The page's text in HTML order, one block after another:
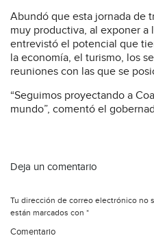
Abundó que esta jornada de
muy productiva, al exponer a
entrevistó el potencial que
la economía, el turismo, los
reuniones con las que se
“Seguimos proyectando a
mundo”, comentó el
Deja un comentario
Tu dirección de correo electrónico no
están marcados con *
Comentario